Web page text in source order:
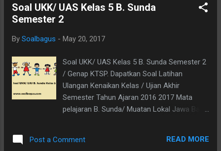
dalam bentuk video. Bagi teman teman yang
membutuhakn naskah filenya, silahkan nanti
download diakhir tulisan ini. I. Choose the
The shape of the blackboard is ... . A.
rectangle B. triangle C. circle D. cone 2. The
shape of ... is oval. A. ball B. egg C. ice cream
D. gift box 3. Fajar : “Can you draw a
pyramid?” Fahmi : “Yes, ... “ A. You can B. You
protractor. Its shape is .... A. cylinder B. round
Soal UKK/ UAS Kelas 5 B. Sunda
Semester 2
By Soalbagus - May 20, 2017
Soal UKK/ UAS Kelas 5 B. Sunda Semester 2
/ Genap KTSP. Dapatkan Soal Latihan
Ulangan Kenaikan Kelas / Ujian Akhir
Semester Tahun Ajaran 2016 2017 Mata
pelajaran B. Sunda/ Muatan Lokal Jawa Barat
Kumpulan Soal UKK / UAS Kelas 5 KTSP dan
Post a Comment READ MORE